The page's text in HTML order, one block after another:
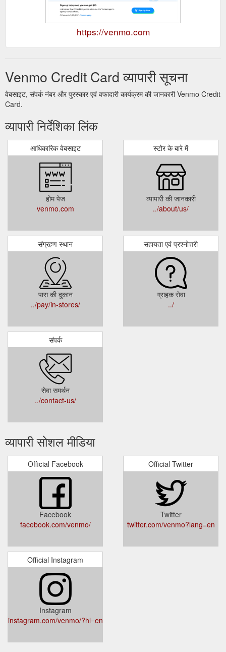
https://venmo.com
Venmo Credit Card व्यापारी सूचना
वेबसाइट, संपर्क नंबर और पुरस्कार एवं वफादारी कार्यक्रम की जानकारी Venmo Credit
Card.
व्यापारी निर्देशिका लिंक
आधिकारिक वेबसाइट
होम पेज
venmo.com
स्टोर के बारे में
व्यापारी की जानकारी
../about/us/
संग्रहण स्थान
पास की दुकान
../pay/in-stores/
सहायता एवं प्रश्नोत्तरी
ग्राहक सेवा
../
संपर्क
सेवा समर्थन
../contact-us/
व्यापारी सोशल मीडिया
Official Facebook
Facebook
facebook.com/venmo/
Official Twitter
Twitter
twitter.com/venmo?lang=en
Official Instagram
Instagram
instagram.com/venmo/?hl=en